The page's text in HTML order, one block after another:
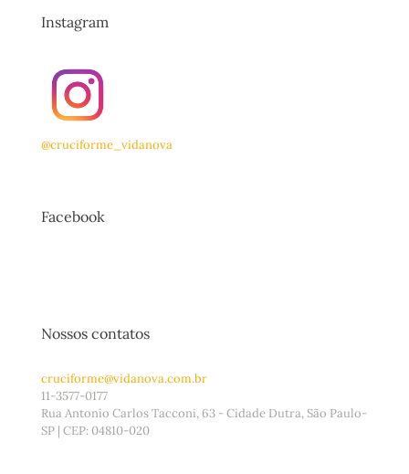
Instagram
@cruciforme_vidanova
Facebook
Nossos contatos
cruciforme@vidanova.com.br
11-3577-0177
Rua Antonio Carlos Tacconi, 63 - Cidade Dutra, São Paulo-
SP | CEP: 04810-020